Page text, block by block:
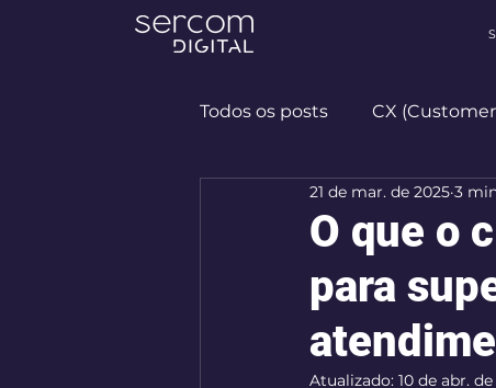
Todos os posts CX
Diversidade e Inclusão
O que o
para
21 de mar. de 2025 3
Atualizado: 10 de abr.